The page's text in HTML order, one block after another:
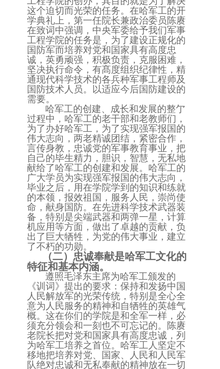
这个迫切而光荣的任务。在哈军工的开
学典礼上，第一任院长兼政治委员陈赓
在致词中强调，中央军委给予我们军事
工程学院的任务是，为了建设正规化的
国防军而培养对党和国家具有高度忠
诚，英勇顽强，积极负责，克服困难，
坚决执行命令，有髙度组织纪律性，精
通现代科学技术的各兵种军事工程师及
国防技术人员。以适应今后国防建设的
需要。
哈军工的创建、成长和发展的整亇
过程中，哈军工的老干部和老教师们，
为了办好哈军工，为了实现强军报国的
伟大志向，两老精诚团结，紧密合作，
言传身教，忠诚党的军事教育事业，把
自己的毕生精力，胆识，智慧，无私地
献给了哈军工的创建和发展。哈军工的
广大学员为实现强军报国的伟大志向，
毕业之后，用在学院学到的知识和练就
的本领，报效祖国，服务人民，崇尚使
命，献身国防。在先进科学技术武器装
备，特别是尖端武器和两弹一星，计算
机应用等方面，做出了卓越的贡献，负
出了巨大牺牲，为党的伟大事业，建立
了不朽的功勋。
（二）忠诚奉献是哈军工文化的
特征和基本内涵。
遵照毛泽东主席为哈军工颁发的
《训词》提出的要求：保持和发扬中国
人民解放军的光荣传统，特别是全心全
意为人民服务的精神和自牺牲的英雄气
概。这在你们的学院是和全军一样，必
须充分领会和一刻也不可忘记的。陈赓
老院长把对党和国家具有高度忠诚，列
为哈军工培养之首位。哈军工人坚定不
移地把培养对党、 国家、
人民和人民军
队绝对忠诚和无私奉献的精神放在一切